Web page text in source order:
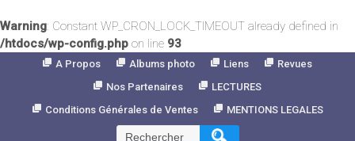
Warning: Constant WP_CRON_LOCK_TIMEOUT already defined in
/htdocs/wp-config.php on line 93
A Propos Albums photo Liens
Revues
Nos Partenaires
LECTURES
Conditions Générales de Ventes
MENTIONS LEGALES
Rechercher :